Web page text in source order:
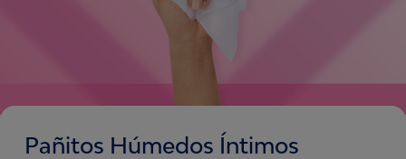
Pañitos Húmedos Íntimos